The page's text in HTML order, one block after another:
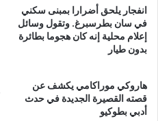
انفجار يلحق أضرارا بمبنى سكني
في سان بطرسبرغ. وتقول وسائل
إعلام محلية إنه كان هجوما بطائرة
بدون طيار
هاروكي موراكامي يكشف عن
قصته القصيرة الجديدة في حدث
أدبي بطوكيو